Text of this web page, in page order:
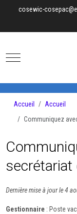
cosewic-
Mobile Menu Toggle
Accueil
Accueil
Communiquez
secrétariat
Dernière mise à jour le 4
Gestionnaire : Poste